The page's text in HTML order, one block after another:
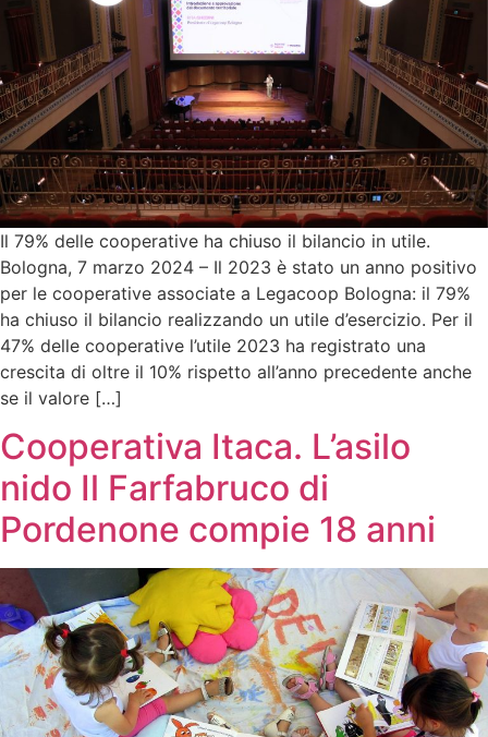
Il 79% delle cooperative ha chiuso il bilancio in utile.
Bologna, 7 marzo 2024 – Il 2023 è stato un anno positivo
per le cooperative associate a Legacoop Bologna: il 79%
ha chiuso il bilancio realizzando un utile d’esercizio. Per il
47% delle cooperative l’utile 2023 ha registrato una
crescita di oltre il 10% rispetto all’anno precedente anche
se il valore […]
Cooperativa Itaca. L’asilo
nido Il Farfabruco di
Pordenone compie 18 anni